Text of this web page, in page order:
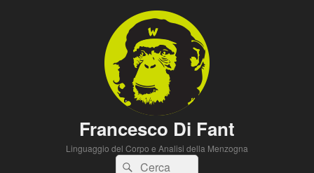
Francesco Di Fant
Linguaggio del Corpo e Analisi della Menzogna
Cerca:Cerca